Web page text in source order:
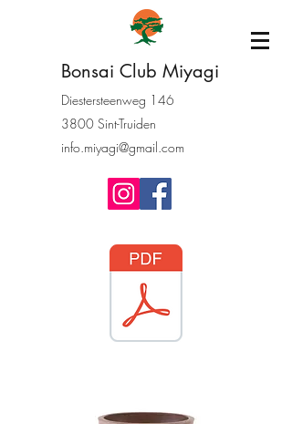
Bonsai Club Miyagi
Diestersteenweg 146
3800 Sint-Truiden
info.miyagi@gmail.com